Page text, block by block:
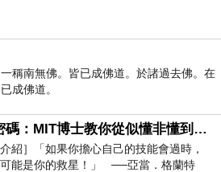
稱南無佛。皆已成佛道。於諸過去佛。在
成佛道。
技能密碼：MIT博士教你從似懂非懂到穩定輸出，把專業變事業的職能升級攻略 /麥特．比恩(容錯)
介紹］「如果你擔心自己的技能會過時，
能是你的救星！」 ──亞當．格蘭特